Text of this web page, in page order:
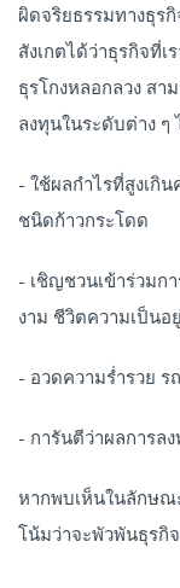
ผิดจริยธรรมทางธุร
สังเกตได้ว่าธุรกิจที่
ธุรโกงหลอกลวง สา
ลงทุนในระดับต่าง ๆ
- ใช้ผลกำไรที่สูงเกิ
ชนิดก้าวกระโดด
- เชิญชวนเข้าร่วมก
งาม ชีวิตความเป็นอ
- อวดความร่ำรวย ร
- การันตีว่าผลการ
หากพบเห็นในลักษณ
โน้มว่าจะพัวพันธุรกิ